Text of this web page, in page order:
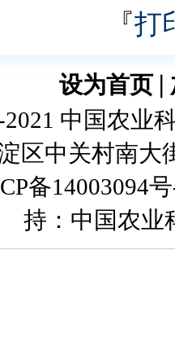
『打
设为首页
中国农业
区中关村南大
备14003094
持：中国农